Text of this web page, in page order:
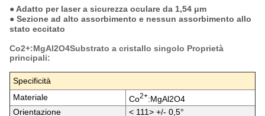
● Adatto per laser a sicurezza oculare da 1,54 μm
● Sezione ad alto assorbimento e nessun assorbimento allo
stato eccitato
Co2+:MgAl2O4Substrato a cristallo singolo Proprietà
principali:
Specificità
Materiale
Co2+:MgAl2O4
Orientazione
< 111> +/- 0,5°